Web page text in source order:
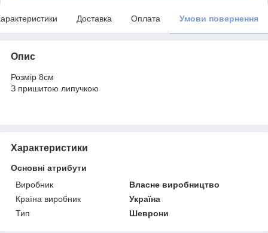
Доставка Оплата Умови повернення
Опис
Розмір 8см
З пришитою липучкою
Характеристики
Основні атрибути
Виробник
Власне виробництво
Країна виробник
Україна
Тип
Шеврони